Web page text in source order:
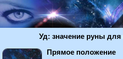
Уд: значение руны для
Прямое положение